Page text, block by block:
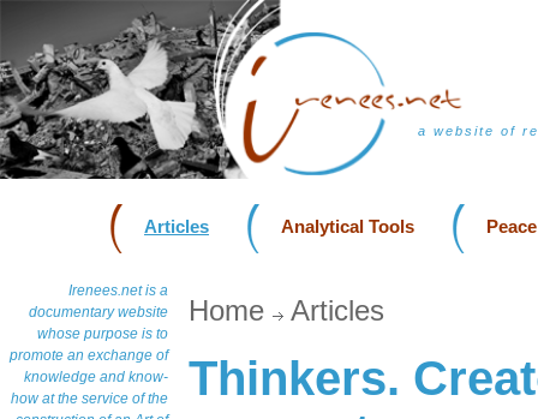
a website of
Articles Analytical Tools
Irenees.net is a
documentary website
whose purpose is to
promote an exchange of
knowledge and know-
how at the service of the
Home Articles
Thinkers.